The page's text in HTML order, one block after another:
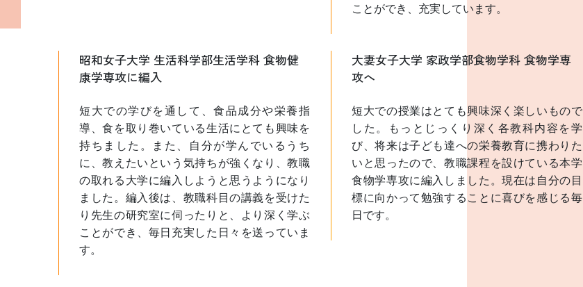
ことができ、充実しています。
昭和女子大学 生活科学部生活学科 食物健
康学専攻に編入
短大での学びを通して、食品成分や栄養指
導、食を取り巻いている生活にとても興味を
持ちました。また、自分が学んでいるうち
に、教えたいという気持ちが強くなり、教職
の取れる大学に編入しようと思うようになり
ました。編入後は、教職科目の講義を受けた
り先生の研究室に伺ったりと、より深く学ぶ
ことができ、毎日充実した日々を送っていま
す。
大妻女子大学 家政学部食物学科 食物学専
攻へ
短大での授業はとても興味深く楽しいもので
した。もっとじっくり深く各教科内容を学
び、将来は子ども達への栄養教育に携わりた
いと思ったので、教職課程を設けている本学
食物学専攻に編入しました。現在は自分の目
標に向かって勉強することに喜びを感じる毎
日です。